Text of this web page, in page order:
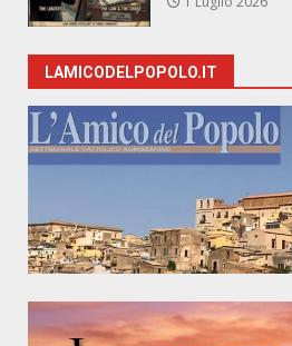
LAMICODELPOPOLO.IT